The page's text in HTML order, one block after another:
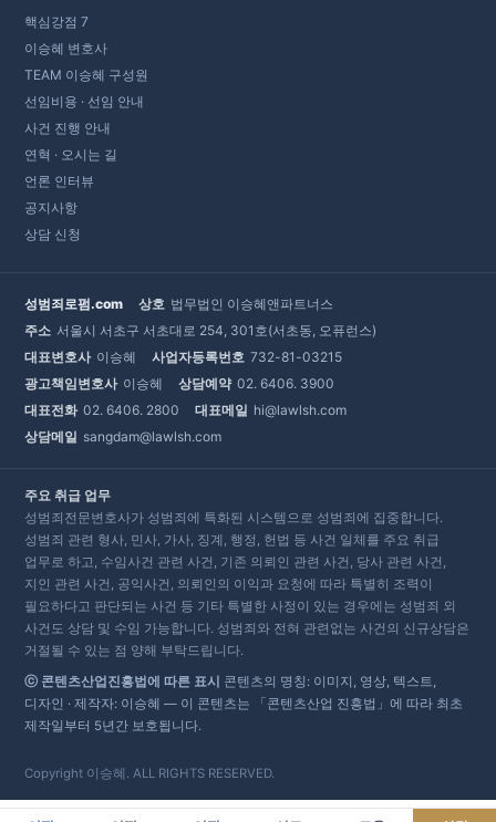
핵심강점 7
이승혜 변호사
TEAM 이승혜 구성원
선임비용 · 선임 안내
사건 진행 안내
연혁 · 오시는 길
언론 인터뷰
공지사항
상담 신청
성범죄로펌.com 상호 법무법인 이승혜앤파트너스
주소 서울시 서초구 서초대로 254, 301호(서초동, 오퓨런스)
대표변호사 이승혜 사업자등록번호 732-81-03215
광고책임변호사 이승혜 상담예약 02. 6406. 3900
대표전화 02. 6406. 2800 대표메일 hi@lawlsh.com
상담메일 sangdam@lawlsh.com
주요 취급 업무
성범죄전문변호사가 성범죄에 특화된 시스템으로 성범죄에 집중합니다.
성범죄 관련 형사, 민사, 가사, 징계, 행정, 헌법 등 사건 일체를 주요 취급
업무로 하고, 수임사건 관련 사건, 기존 의뢰인 관련 사건, 당사 관련 사건,
지인 관련 사건, 공익사건, 의뢰인의 이익과 요청에 따라 특별히 조력이
필요하다고 판단되는 사건 등 기타 특별한 사정이 있는 경우에는 성범죄 외
사건도 상담 및 수임 가능합니다. 성범죄와 전혀 관련없는 사건의 신규상담은
거절될 수 있는 점 양해 부탁드립니다.
ⓒ 콘텐츠산업진흥법에 따른 표시 콘텐츠의 명칭: 이미지, 영상, 텍스트,
디자인 · 제작자: 이승혜 — 이 콘텐츠는 「콘텐츠산업 진흥법」에 따라 최초
제작일부터 5년간 보호됩니다.
Copyright 이승혜. ALL RIGHTS RESERVED.